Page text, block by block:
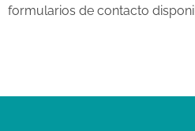
formularios de contacto